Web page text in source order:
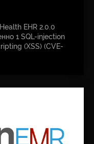
EHR 2.0.0
1 SQL-injection
(XSS) (CVE-